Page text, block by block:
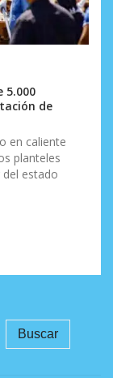
5.000
de
en caliente
planteles
estado
Buscar